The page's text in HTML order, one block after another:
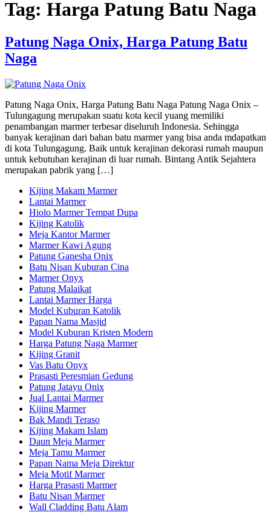
Tag: Harga Patung Batu Naga
Patung Naga Onix, Harga Patung Batu
Naga
Patung Naga Onix, Harga Patung Batu Naga Patung Naga Onix –
Tulungagung merupakan suatu kota kecil yuang memiliki
penambangan marmer terbesar diseluruh Indonesia. Sehingga
banyak kerajinan dari bahan batu marmer yang bisa anda mdapatkan
di kota Tulungagung. Baik untuk kerajinan dekorasi rumah maupun
untuk kebutuhan kerajinan di luar rumah. Bintang Antik Sejahtera
merupakan pabrik yang […]
Kijing Makam Marmer
Lantai Marmer
Hiolo Marmer Tempat Dupa
Kijing Katolik
Meja Kantor Marmer
Marmer Kawi Agung
Patung Ganesha Onix
Batu Nisan Kuburan Cina
Marmer Onyx
Patung Malaikat
Lantai Marmer Harga
Model Kuburan Katolik
Papan Nama Masjid
Model Kuburan Kristen Modern
Harga Patung Naga Marmer
Kijing Granit
Vas Batu Onyx
Prasasti Peresmian Gedung
Patung Jatayu Onix
Jual Lantai Marmer
Kijing Marmer
Bak Mandi Teraso
Kijing Makam Islam
Daun Meja Marmer
Meja Tamu Marmer
Papan Nama Meja Direktur
Meja Motif Marmer
Harga Prasasti Marmer
Batu Nisan Marmer
Wall Cladding Batu Alam